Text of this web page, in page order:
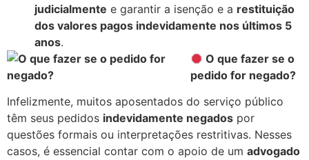
judicialmente e garantir a isenção e a restituição
dos valores pagos indevidamente nos últimos 5
anos.
O que fazer se o
pedido for negado?
Infelizmente, muitos aposentados do serviço público
têm seus pedidos indevidamente negados por
questões formais ou interpretações restritivas. Nesses
casos, é essencial contar com o apoio de um advogado